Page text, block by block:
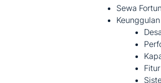
Sewa